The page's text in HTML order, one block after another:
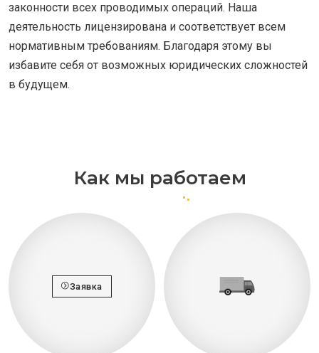
законности всех проводимых операций. Наша
деятельность лицензирована и соответствует всем
нормативным требованиям. Благодаря этому вы
избавите себя от возможных юридических сложностей
в будущем.
Как мы работаем
Заявка